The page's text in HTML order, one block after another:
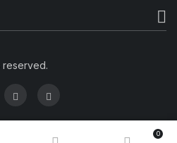
0